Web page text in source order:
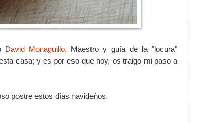
David Monaguillo. Maestro y guía de la "locura"
casa; y es por eso que hoy, os traigo mi paso a
postre estos días navideños.